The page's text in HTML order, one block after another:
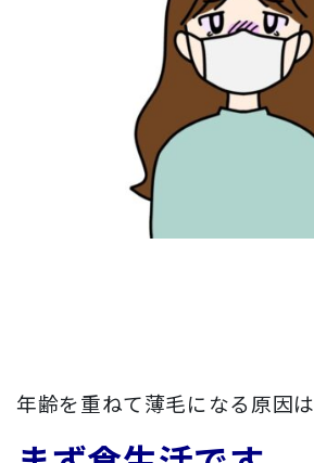
年齢を重ねて薄毛になる原因は